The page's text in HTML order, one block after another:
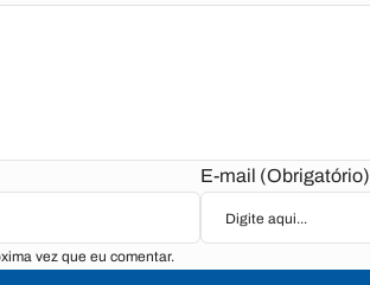
E-mail (Obrigatório)
vez que eu comentar.